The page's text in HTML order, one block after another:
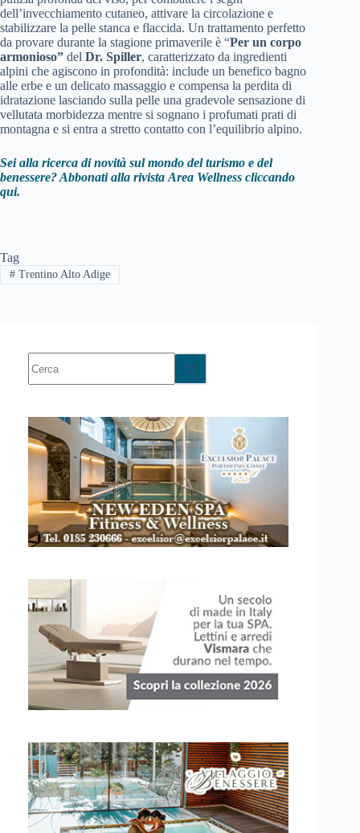
dell’invecchiamento cutaneo, attivare la circolazione e
stabilizzare la pelle stanca e flaccida. Un trattamento perfetto
da provare durante la stagione primaverile è “Per un corpo
armonioso” del Dr. Spiller, caratterizzato da ingredienti
alpini che agiscono in profondità: include un benefico bagno
alle erbe e un delicato massaggio e compensa la perdita di
idratazione lasciando sulla pelle una gradevole sensazione di
vellutata morbidezza mentre si sognano i profumati prati di
montagna e si entra a stretto contatto con l’equilibrio alpino.
Sei alla ricerca di novità sul mondo del turismo e del
benessere? Abbonati alla rivista Area Wellness cliccando
qui.
Tag
#Trentino Alto Adige
risultato